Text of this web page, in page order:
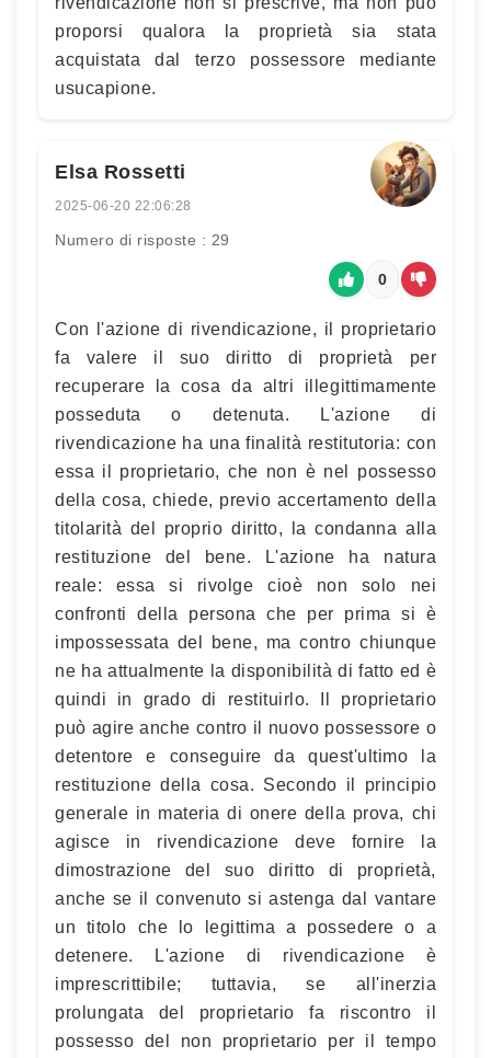
proporsi qualora la proprietà sia stata
acquistata dal terzo possessore mediante
usucapione.
Elsa Rossetti
2025-06-20 22:06:28
Numero di risposte : 29
0
Con l'azione di rivendicazione, il proprietario
fa valere il suo diritto di proprietà per
recuperare la cosa da altri illegittimamente
posseduta o detenuta. L'azione di
rivendicazione ha una finalità restitutoria: con
essa il proprietario, che non è nel possesso
della cosa, chiede, previo accertamento della
titolarità del proprio diritto, la condanna alla
restituzione del bene. L'azione ha natura
reale: essa si rivolge cioè non solo nei
confronti della persona che per prima si è
impossessata del bene, ma contro chiunque
ne ha attualmente la disponibilità di fatto ed è
quindi in grado di restituirlo. Il proprietario
può agire anche contro il nuovo possessore o
detentore e conseguire da quest'ultimo la
restituzione della cosa. Secondo il principio
generale in materia di onere della prova, chi
agisce in rivendicazione deve fornire la
dimostrazione del suo diritto di proprietà,
anche se il convenuto si astenga dal vantare
un titolo che lo legittima a possedere o a
detenere. L'azione di rivendicazione è
imprescrittibile; tuttavia, se all'inerzia
prolungata del proprietario fa riscontro il
possesso del non proprietario per il tempo